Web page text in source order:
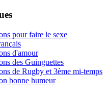
pour faire le sexe
d'amour
des Guinguettes
de Rugby et 3ème mi-temps
bonne humeur